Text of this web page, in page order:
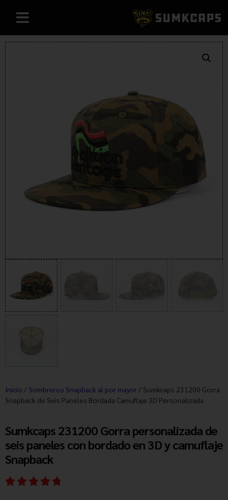
Inicio / Sombreros Snapback al por mayor / Sumkcaps 231200 Gorra
Snapback de Seis Paneles Bordada Camuflaje 3D Personalizada
Sumkcaps 231200 Gorra personalizada de
seis paneles con bordado en 3D y camuflaje
Snapback